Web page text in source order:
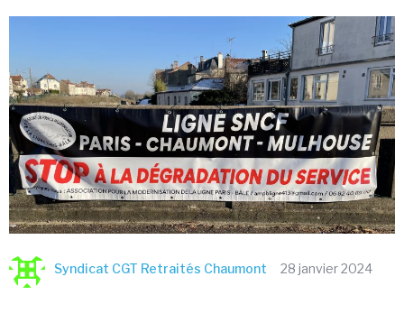
Syndicat CGT Retraités Chaumont 28 janvier 2024